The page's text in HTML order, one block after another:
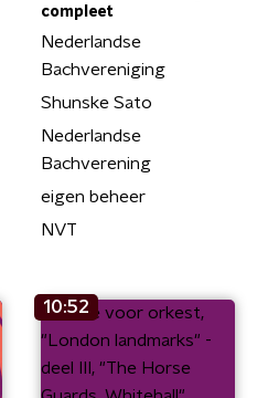
compleet
Nederlandse
Bachvereniging
Shunske Sato
Nederlandse
Bachverening
eigen beheer
NVT
10:52